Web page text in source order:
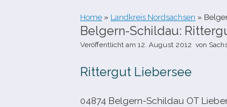
Home » Landkreis Nordsachsen »
Belgern-​Schildau:
Veröffentlicht am 12. August 2012 von
Rittergut Liebersee
04874 Belgern-​Schildau OT